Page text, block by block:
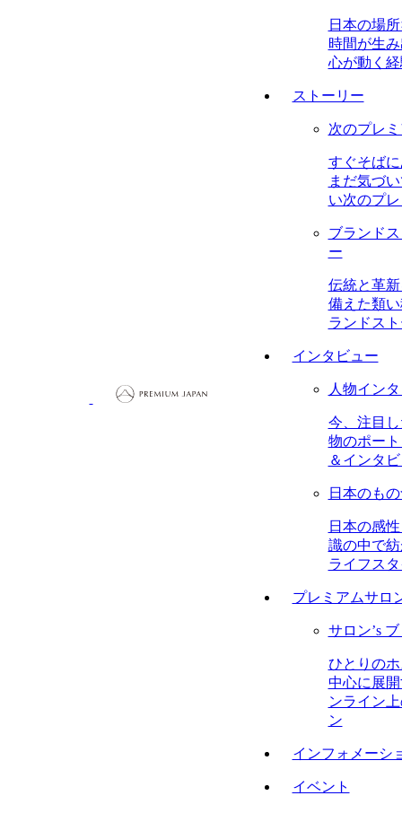
日本の場
時間が生
心が動く
ストーリー
次のプレ
すぐそば
まだ気づ
い次のプ
ブランド
ー
伝統と革
備えた類
ランドス
インタビュー
人物イン
今、注目
物のポー
＆インタ
日本のも
日本の感
識の中で
ライフス
プレミアムサロ
サロン’s
ひとりの
中心に展
ンライン
ン
インフォメーシ
イベント